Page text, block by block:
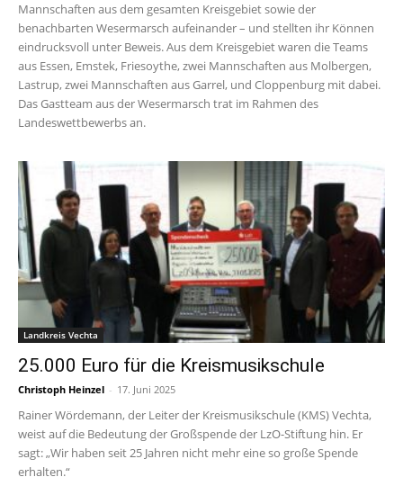
Mannschaften aus dem gesamten Kreisgebiet sowie der
benachbarten Wesermarsch aufeinander – und stellten ihr Können
eindrucksvoll unter Beweis. Aus dem Kreisgebiet waren die Teams
aus Essen, Emstek, Friesoythe, zwei Mannschaften aus Molbergen,
Lastrup, zwei Mannschaften aus Garrel, und Cloppenburg mit dabei.
Das Gastteam aus der Wesermarsch trat im Rahmen des
Landeswettbewerbs an.
Landkreis Vechta
25.000 Euro für die Kreismusikschule
Christoph Heinzel - 17. Juni 2025
Rainer Wördemann, der Leiter der Kreismusikschule (KMS) Vechta,
weist auf die Bedeutung der Großspende der LzO-Stiftung hin. Er
sagt: „Wir haben seit 25 Jahren nicht mehr eine so große Spende
erhalten.“